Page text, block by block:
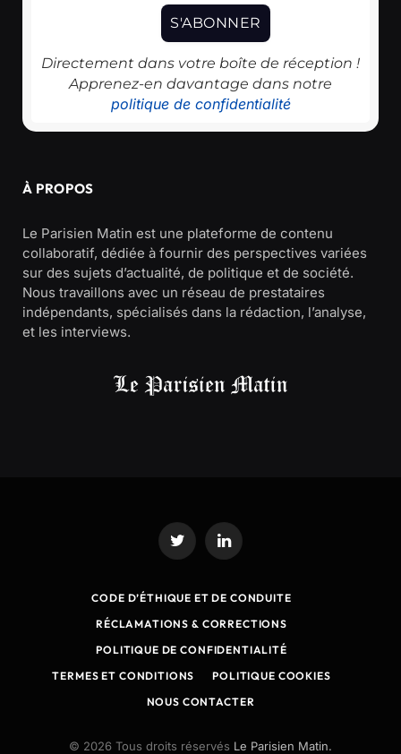
Directement dans votre boîte de réception !
Apprenez-en davantage dans notre
politique de confidentialité
À PROPOS
Le Parisien Matin est une plateforme de contenu
collaboratif, dédiée à fournir des perspectives variées
sur des sujets d’actualité, de politique et de société.
Nous travaillons avec un réseau de prestataires
indépendants, spécialisés dans la rédaction, l’analyse,
et les interviews.
Twitter LinkedIn
CODE D’ÉTHIQUE ET DE CONDUITE
RÉCLAMATIONS & CORRECTIONS
POLITIQUE DE CONFIDENTIALITÉ
TERMES ET CONDITIONS
POLITIQUE COOKIES
NOUS CONTACTER
© 2026 Tous droits réservés Le Parisien Matin.